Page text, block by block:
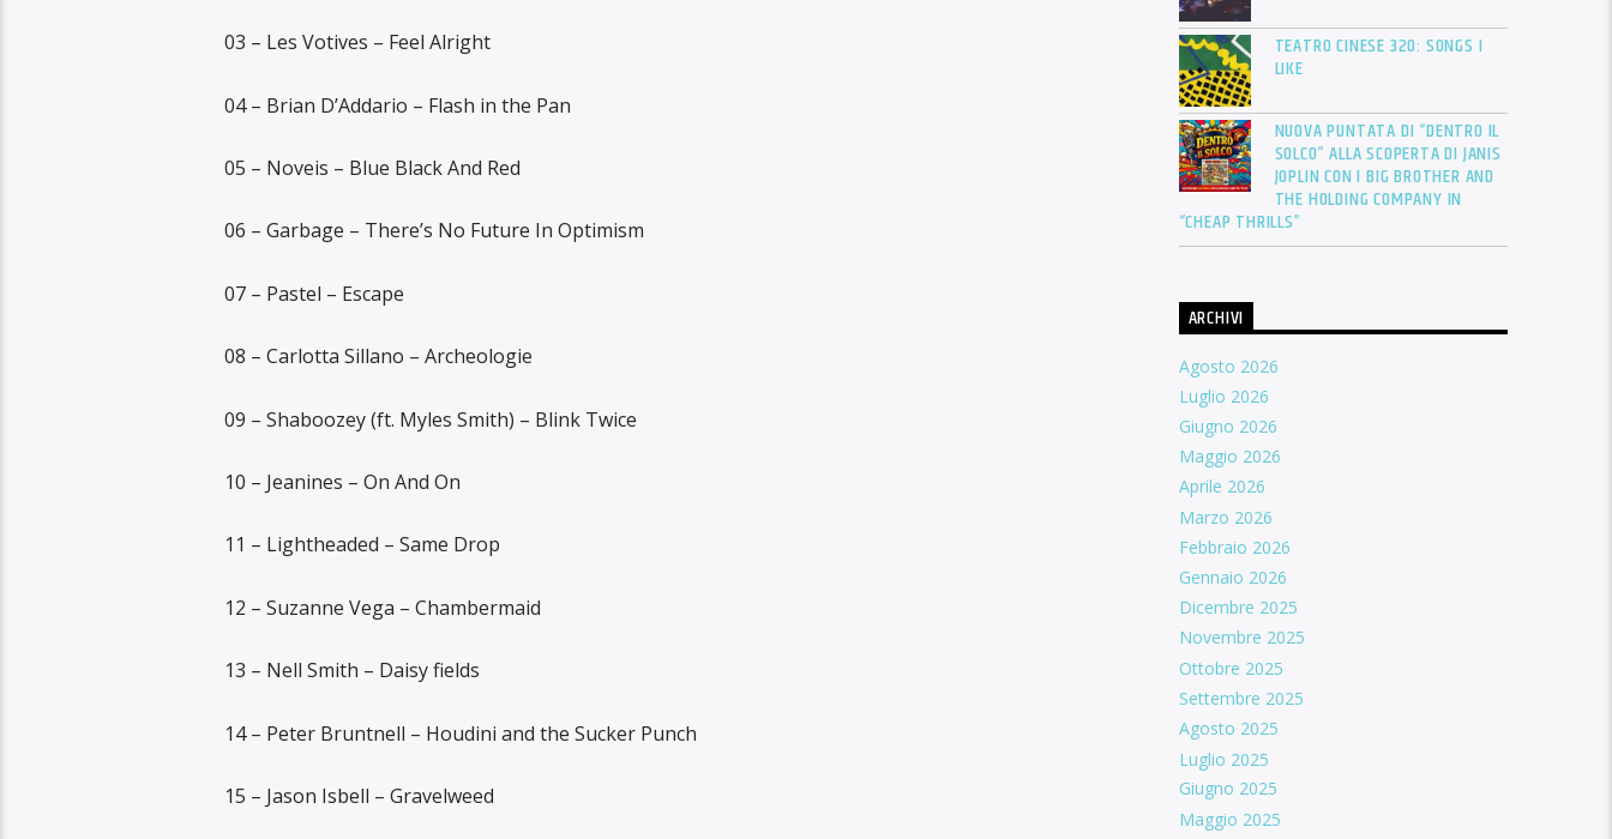
03 – Les Votives – Feel Alright
04 – Brian D’Addario – Flash in the Pan
05 – Noveis – Blue Black And Red
06 – Garbage – There’s No Future In Optimism
07 – Pastel – Escape
08 – Carlotta Sillano – Archeologie
09 – Shaboozey (ft. Myles Smith) – Blink Twice
10 – Jeanines – On And On
11 – Lightheaded – Same Drop
12 – Suzanne Vega – Chambermaid
13 – Nell Smith – Daisy fields
14 – Peter Bruntnell – Houdini and the Sucker Punch
15 – Jason Isbell – Gravelweed
TEATRO CINESE 320: SONGS I
LIKE
NUOVA PUNTATA DI “DENTRO IL
SOLCO” ALLA SCOPERTA DI JANIS
JOPLIN CON I BIG BROTHER AND
THE HOLDING COMPANY IN
“CHEAP THRILLS”
ARCHIVI
Agosto 2026
Luglio 2026
Giugno 2026
Maggio 2026
Aprile 2026
Marzo 2026
Febbraio 2026
Gennaio 2026
Dicembre 2025
Novembre 2025
Ottobre 2025
Settembre 2025
Agosto 2025
Luglio 2025
Giugno 2025
Maggio 2025